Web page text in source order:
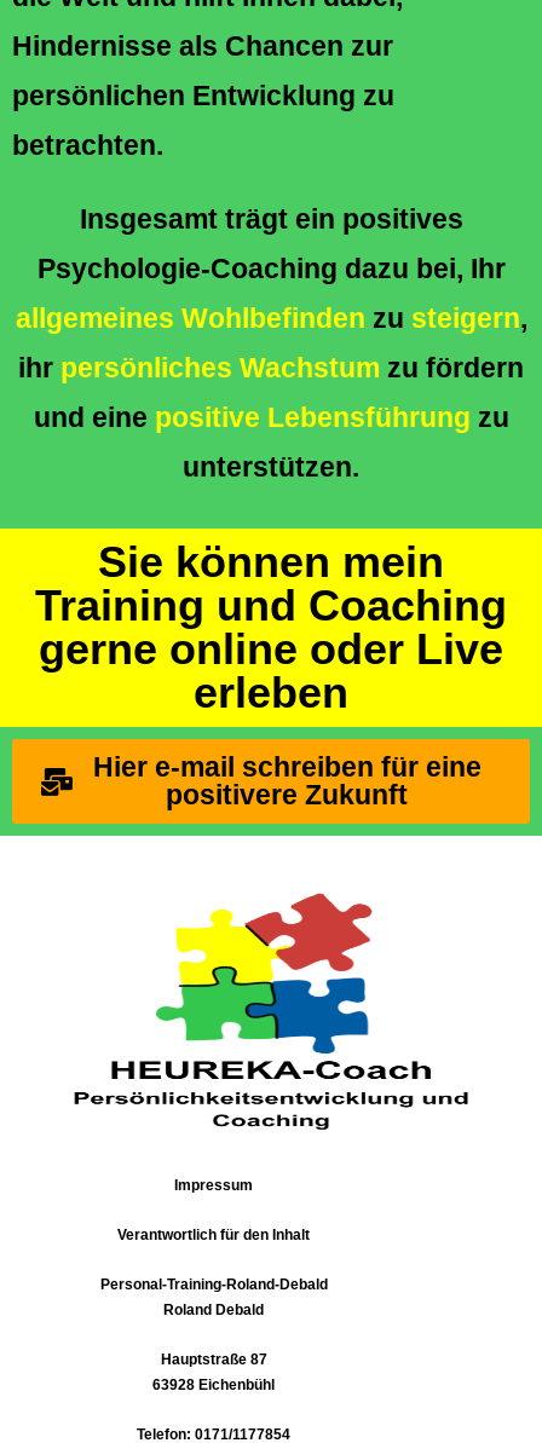
Hindernisse als Chancen zur
persönlichen Entwicklung zu
betrachten.
Insgesamt trägt ein positives
Psychologie-Coaching dazu bei, Ihr
allgemeines Wohlbefinden zu steigern,
ihr persönliches Wachstum zu fördern
und eine positive Lebensführung zu
unterstützen.
Sie können mein
Training und Coaching
gerne online oder Live
erleben
Hier e-mail schreiben für eine
positivere Zukunft
Impressum
Verantwortlich für den Inhalt
Personal-Training-Roland-Debald
Roland Debald
Hauptstraße 87
63928 Eichenbühl
Telefon: 0171/1177854